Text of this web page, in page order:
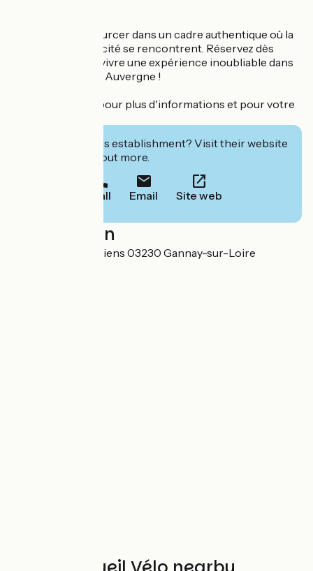
Venez vous ressourcer dans un cadre authentique où la
nature et la simplicité se rencontrent. Réservez dès
maintenant pour vivre une expérience inoubliable dans
notre domaine en Auvergne !
Contactez-nous pour plus d'informations et pour votre
Interested in this establishment? Visit their website
to book or find out more.
Call Email Site web
Localisation
4 chemin des Terriens 03230 Gannay-sur-Loire